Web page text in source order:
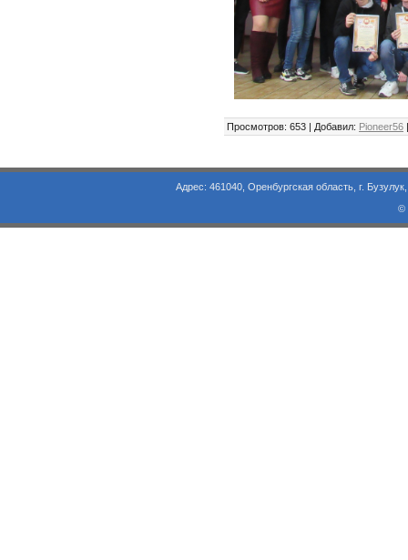
Просмотров: 653 | Добавил: Pioneer56
Адрес: 461040, Оренбургская область, г. Бузулук, ул.
©